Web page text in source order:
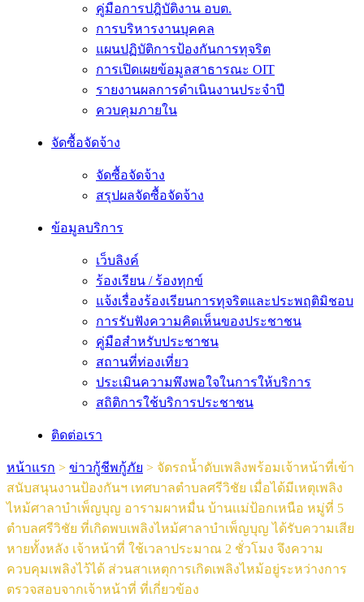
คู่มือการปฎิบัติงาน อบต.
การบริหารงานบุคคล
แผนปฏิบัติการป้องกันการทุจริต
การเปิดเผยข้อมูลสาธารณะ OIT
รายงานผลการดำเนินงานประจำปี
ควบคุมภายใน
จัดซื้อจัดจ้าง
จัดซื้อจัดจ้าง
สรุปผลจัดซื้อจัดจ้าง
ข้อมูลบริการ
เว็บลิงค์
ร้องเรียน / ร้องทุกข์
แจ้งเรื่องร้องเรียนการทุจริตและประพฤติมิชอบ
การรับฟังความคิดเห็นของประชาชน
คู่มือสำหรับประชาชน
สถานที่ท่องเที่ยว
ประเมินความพึงพอใจในการให้บริการ
สถิติการใช้บริการประชาชน
ติดต่อเรา
หน้าแรก > ข่าวกู้ชีพกู้ภัย > จัดรถน้ำดับเพลิงพร้อมเจ้าหน้าที่เข้า
สนับสนุนงานป้องกันฯ เทศบาลตำบลศรีวิชัย เมื่อได้มีเหตุเพลิง
ไหม้ศาลาบำเพ็ญบุญ อารามผาหมื่น บ้านเเม่ป้อกเหนือ หมู่ที่ 5
ตำบลศรีวิชัย ที่เกิดพบเพลิงไหม้ศาลาบำเพ็ญบุญ ได้รับความเสีย
หายทั้งหลัง เจ้าหน้าที่ ใช้เวลาประมาณ 2 ชั่วโมง จึงความ
ควบคุมเพลิงไว้ได้ ส่วนสาเหตุการเกิดเพลิงไหม้อยู่ระหว่างการ
ตรวจสอบจากเจ้าหน้าที่ ที่เกี่ยวข้อง